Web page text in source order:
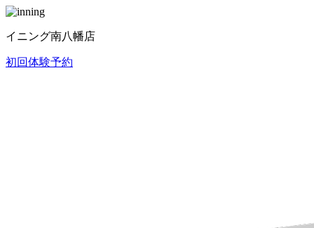
イニング南八幡店
初回体験予約